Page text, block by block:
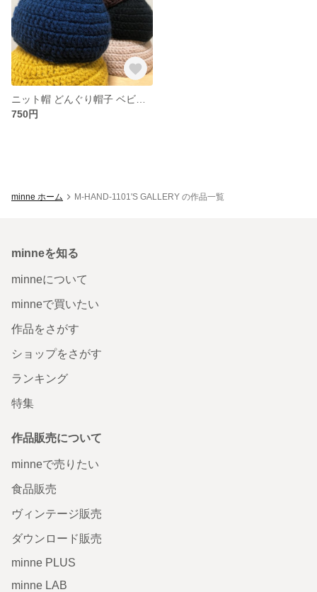
750円
minne ホーム M-HAND-1101'S GALLERY の作品一覧
minneを知る
minneについて
minneで買いたい
作品をさがす
ショップをさがす
ランキング
特集
作品販売について
minneで売りたい
食品販売
ヴィンテージ販売
ダウンロード販売
minne PLUS
minne LAB